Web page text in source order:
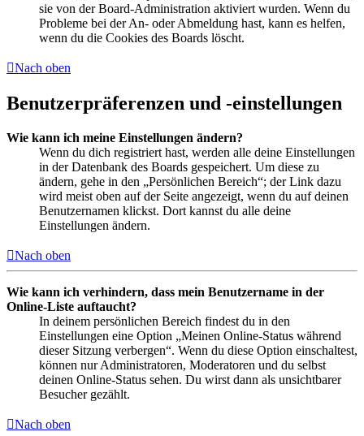
sie von der Board-Administration aktiviert wurden. Wenn du
Probleme bei der An- oder Abmeldung hast, kann es helfen,
wenn du die Cookies des Boards löscht.
Nach oben
Benutzerpräferenzen und -einstellungen
Wie kann ich meine Einstellungen ändern?
Wenn du dich registriert hast, werden alle deine Einstellungen
in der Datenbank des Boards gespeichert. Um diese zu
ändern, gehe in den „Persönlichen Bereich“; der Link dazu
wird meist oben auf der Seite angezeigt, wenn du auf deinen
Benutzernamen klickst. Dort kannst du alle deine
Einstellungen ändern.
Nach oben
Wie kann ich verhindern, dass mein Benutzername in der
Online-Liste auftaucht?
In deinem persönlichen Bereich findest du in den
Einstellungen eine Option „Meinen Online-Status während
dieser Sitzung verbergen“. Wenn du diese Option einschaltest,
können nur Administratoren, Moderatoren und du selbst
deinen Online-Status sehen. Du wirst dann als unsichtbarer
Besucher gezählt.
Nach oben